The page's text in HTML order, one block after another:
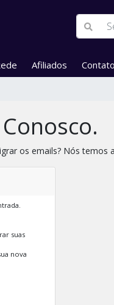
Afiliados Contato
os emails? Nós temos
suas
nova